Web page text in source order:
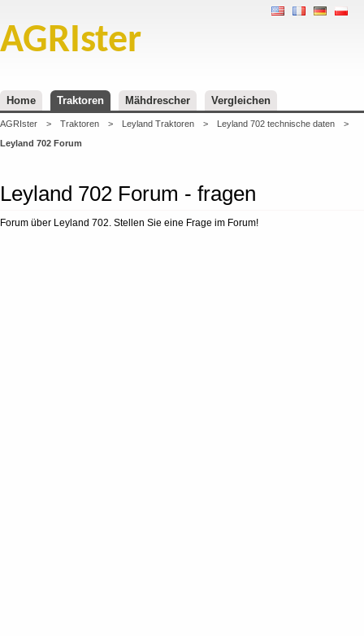
AGRIster
Home Traktoren Mähdrescher Vergleichen
AGRIster > Traktoren > Leyland Traktoren > Leyland 702 technische daten
>
Leyland 702 Forum
Leyland 702 Forum - fragen
Forum über Leyland 702. Stellen Sie eine Frage im Forum!